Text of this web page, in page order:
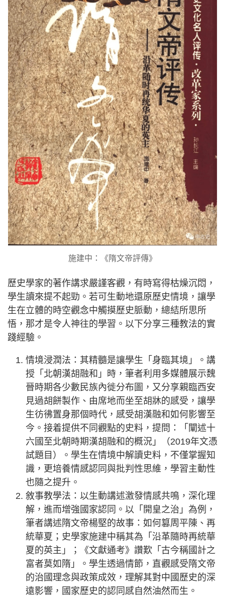
施建中：《隋文帝評傳》
歷史學家的著作講求嚴謹客觀，有時寫得枯燥沉悶，
學生讀來提不起勁。若可生動地還原歷史情境，讓學
生在立體的時空觀念中觸摸歷史脈動，總結所思所
悟，那才是令人神往的學習。以下分享三種教法的實
踐經驗。
情境浸潤法：其精髓是讓學生「身臨其境」。講
授「北朝漢胡融和」時，筆者利用多媒體展示魏
晉時期各少數民族內徙分布圖，又分享親臨西安
見過胡餅製作、由席地而坐至胡牀的感受，讓學
生彷彿置身那個時代，感受胡漢融和如何影響至
今。接着提供不同觀點的史料，提問：「闡述十
六國至北朝時期漢胡融和的概況」（2019年文憑
試題目）。學生在情境中解讀史料，不僅掌握知
識，更培養情感認同與批判性思維，學習主動性
也隨之提升。
敘事教學法：以生動講述激發情感共鳴，深化理
解，進而增強國家認同。以「開皇之治」為例，
筆者講述隋文帝楊堅的故事：如何篡周平陳、再
統華夏；史學家施建中稱其為「沿革隨時再統華
夏的英主」；《文獻通考》讚歎「古今稱國計之
富者莫如隋」。學生透過情節，直觀感受隋文帝
的治國理念與政策成效，理解其對中國歷史的深
遠影響，國家歷史的認同感自然油然而生。